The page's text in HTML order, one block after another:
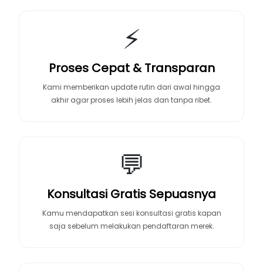
⚡
Proses Cepat & Transparan
Kami memberikan update rutin dari awal hingga
akhir agar proses lebih jelas dan tanpa ribet.
💬
Konsultasi Gratis Sepuasnya
Kamu mendapatkan sesi konsultasi gratis kapan
saja sebelum melakukan pendaftaran merek.